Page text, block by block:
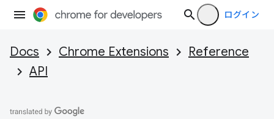
ログイン
Docs Chrome Extensions
Reference
API